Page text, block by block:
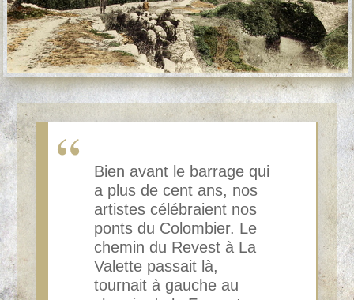
Bien avant le barrage qui
a plus de cent ans, nos
artistes célébraient nos
ponts du Colombier. Le
chemin du Revest à La
Valette passait là,
tournait à gauche au